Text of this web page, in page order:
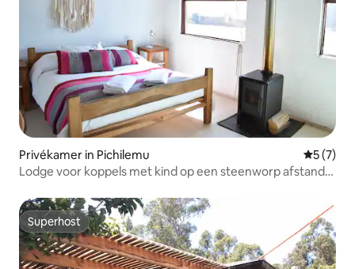
Privékamer in Pichilemu
5 (7)
Lodge voor koppels met kind op een steenworp afstand
Superhost
Superhost